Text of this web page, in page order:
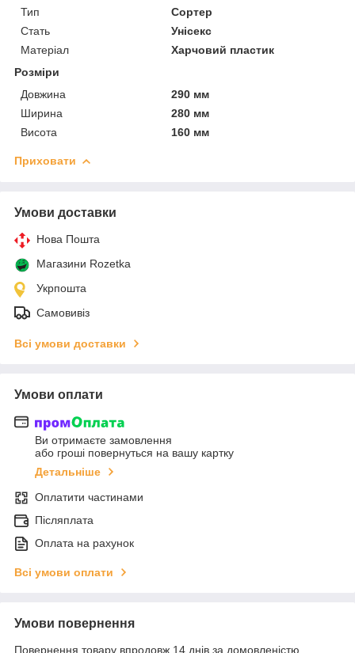
Тип
Сортер
Стать
Унісекс
Матеріал
Харчовий пластик
Розміри
Довжина
290 мм
Ширина
280 мм
Висота
160 мм
Приховати
Умови доставки
Нова Пошта
Магазини Rozetka
Укрпошта
Самовивіз
Всі умови доставки
Умови оплати
Ви отримаєте замовлення
або гроші повернуться на вашу картку
Детальніше
Оплатити частинами
Післяплата
Оплата на рахунок
Всі умови оплати
Умови повернення
Повернення товару впродовж 14 днів за домовленістю